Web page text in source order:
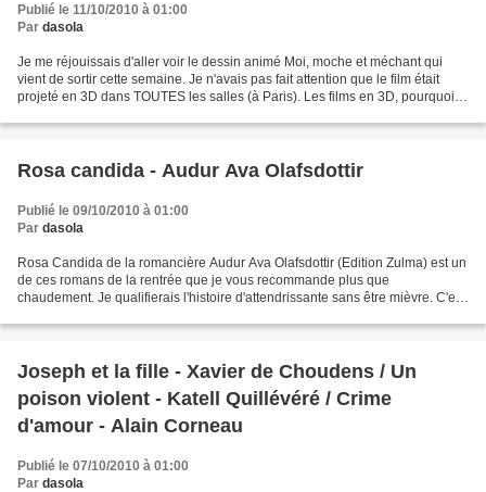
Publié le 11/10/2010 à 01:00
Par dasola
Je me réjouissais d'aller voir le dessin animé Moi, moche et méchant qui
vient de sortir cette semaine. Je n'avais pas fait attention que le film était
projeté en 3D dans TOUTES les salles (à Paris). Les films en 3D, pourquoi
Rosa candida - Audur Ava Olafsdottir
Publié le 09/10/2010 à 01:00
Par dasola
Rosa Candida de la romancière Audur Ava Olafsdottir (Edition Zulma) est un
de ces romans de la rentrée que je vous recommande plus que
chaudement. Je qualifierais l'histoire d'attendrissante sans être mièvre. C'est
Joseph et la fille - Xavier de Choudens / Un
poison violent - Katell Quillévéré / Crime
d'amour - Alain Corneau
Publié le 07/10/2010 à 01:00
Par dasola